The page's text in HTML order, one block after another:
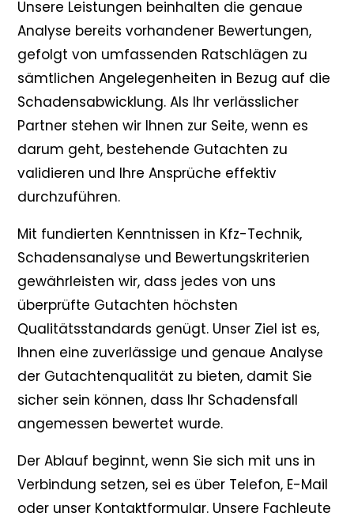
Unsere Leistungen beinhalten die genaue
Analyse bereits vorhandener Bewertungen,
gefolgt von umfassenden Ratschlägen zu
sämtlichen Angelegenheiten in Bezug auf die
Schadensabwicklung. Als Ihr verlässlicher
Partner stehen wir Ihnen zur Seite, wenn es
darum geht, bestehende Gutachten zu
validieren und Ihre Ansprüche effektiv
durchzuführen.
Mit fundierten Kenntnissen in Kfz-Technik,
Schadensanalyse und Bewertungskriterien
gewährleisten wir, dass jedes von uns
überprüfte Gutachten höchsten
Qualitätsstandards genügt. Unser Ziel ist es,
Ihnen eine zuverlässige und genaue Analyse
der Gutachtenqualität zu bieten, damit Sie
sicher sein können, dass Ihr Schadensfall
angemessen bewertet wurde.
Der Ablauf beginnt, wenn Sie sich mit uns in
Verbindung setzen, sei es über Telefon, E-Mail
oder unser Kontaktformular. Unsere Fachleute